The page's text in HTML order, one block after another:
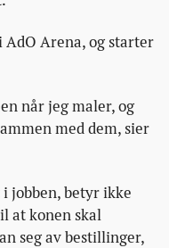
Arena, og starter
når jeg maler, og
med dem, sier
jobben, betyr ikke
at konen skal
seg av bestillinger,